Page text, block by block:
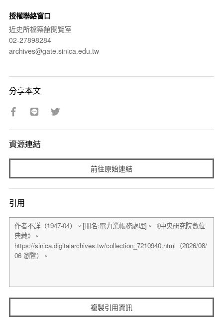
授權聯絡窗口
近史所檔案館閱覽室
02-27898284
archives@gate.sinica.edu.tw
分享本文
資源連結
前往原始連結
引用
複製引用資訊